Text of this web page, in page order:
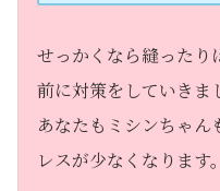
せっかくなら縫ったり
前に対策をしていきま
あなたもミシンちゃん
レスが少なくなります。